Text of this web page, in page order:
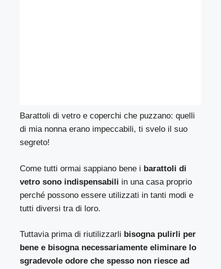
Barattoli di vetro e coperchi che puzzano: quelli
di mia nonna erano impeccabili, ti svelo il suo
segreto!
Come tutti ormai sappiano bene i barattoli di
vetro sono indispensabili in una casa proprio
perché possono essere utilizzati in tanti modi e
tutti diversi tra di loro.
Tuttavia prima di riutilizzarli bisogna pulirli per
bene e bisogna necessariamente eliminare lo
sgradevole odore che spesso non riesce ad